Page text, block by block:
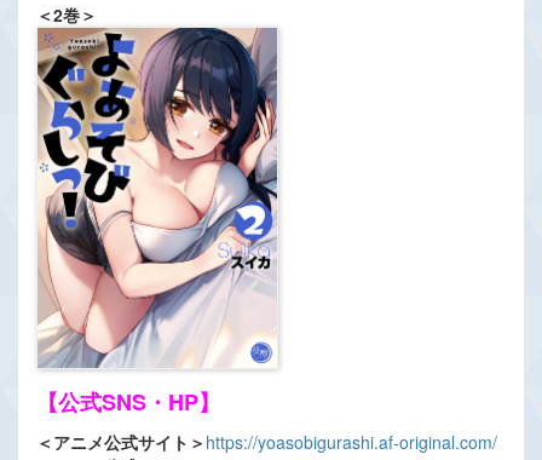
＜2巻＞
【公式SNS・HP】
＜アニメ公式サイト＞ https://yoasobigurashi.af-original.com/